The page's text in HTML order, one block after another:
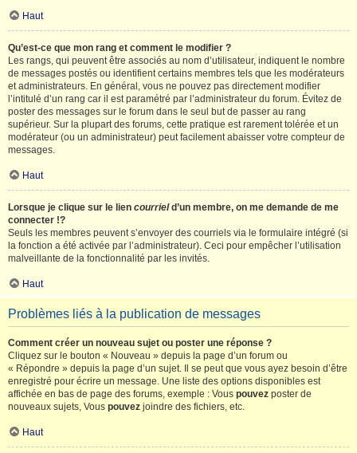
Haut
Qu’est-ce que mon rang et comment le modifier ?
Les rangs, qui peuvent être associés au nom d’utilisateur, indiquent le nombre
de messages postés ou identifient certains membres tels que les modérateurs
et administrateurs. En général, vous ne pouvez pas directement modifier
l’intitulé d’un rang car il est paramétré par l’administrateur du forum. Évitez de
poster des messages sur le forum dans le seul but de passer au rang
supérieur. Sur la plupart des forums, cette pratique est rarement tolérée et un
modérateur (ou un administrateur) peut facilement abaisser votre compteur de
messages.
Haut
Lorsque je clique sur le lien courrield’un membre, on me demande de me
connecter !?
Seuls les membres peuvent s’envoyer des courriels via le formulaire intégré (si
la fonction a été activée par l’administrateur). Ceci pour empêcher l’utilisation
malveillante de la fonctionnalité par les invités.
Haut
Problèmes liés à la publication de messages
Comment créer un nouveau sujet ou poster une réponse ?
Cliquez sur le bouton « Nouveau » depuis la page d’un forum ou
« Répondre » depuis la page d’un sujet. Il se peut que vous ayez besoin d’être
enregistré pour écrire un message. Une liste des options disponibles est
affichée en bas de page des forums, exemple : Vous pouvez poster de
nouveaux sujets, Vous pouvez joindre des fichiers, etc.
Haut